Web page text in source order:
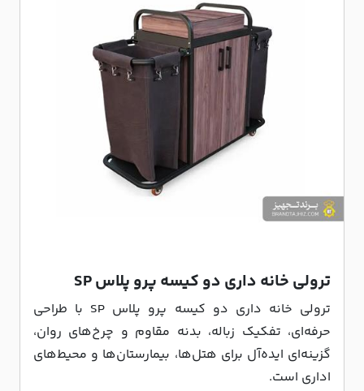
ترولی خانه داری دو کیسه پرو پلاس SP
ترولی خانه داری دو کیسه پرو پلاس SP با طراحی
حرفه‌ای، تفکیک زباله، بدنه مقاوم و چرخ‌های روان،
گزینه‌ای ایده‌آل برای هتل‌ها، بیمارستان‌ها و محیط‌های
اداری است.